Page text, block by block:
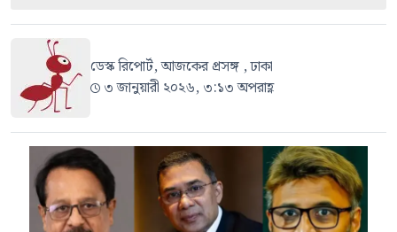
ডেস্ক রিপোর্ট, আজকের প্রসঙ্গ , ঢাকা
৩ জানুয়ারী ২০২৬, ৩:১৩ অপরাহ্ণ